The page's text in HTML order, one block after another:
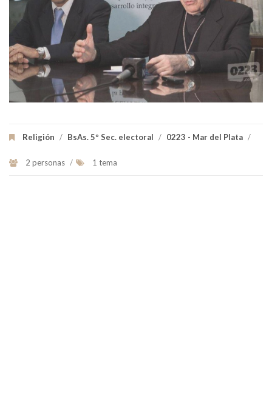
Religión / BsAs. 5º Sec. electoral / 0223 - Mar del Plata /
2 personas / 1 tema